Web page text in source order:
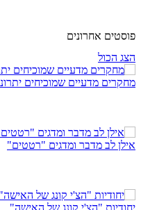
פוסטים אחרונים
הצג הכול
מחקרים מדעיים שמוכיחים
אילן לב מדבר ומדגים "רטטים"
יחודיות "הצ'י קונג של האישה"